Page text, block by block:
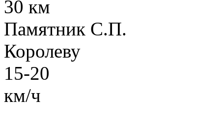
30 км
Памятник С.П.
Королеву
15-20
км/ч